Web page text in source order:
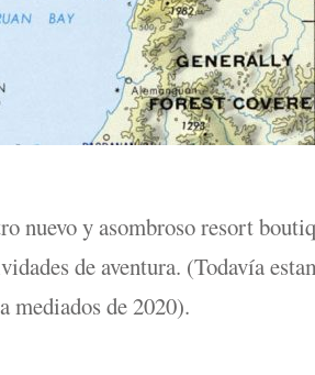
nuevo y asombroso resort
de aventura. (Todavía
mediados de 2020).